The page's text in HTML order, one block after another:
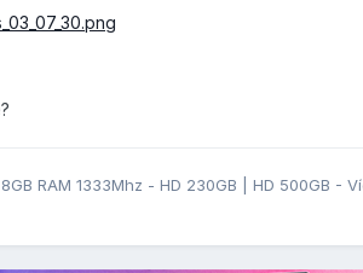
RAM 1333Mhz - HD 230GB | HD 500GB -